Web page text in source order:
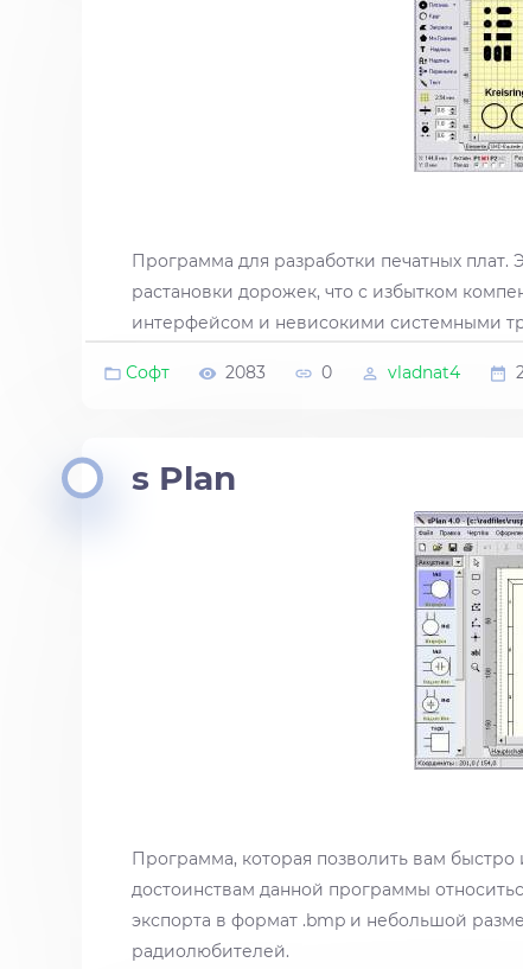
Программа для разработки печатных
растановки дорожек, что с избытком
интерфейсом и невисокими системными
Софт 2083 0 vladnat4
s Plan
Программа, которая позволить вам
достоинствам данной программы
экспорта в формат .bmp и небольшой
радиолюбителей.